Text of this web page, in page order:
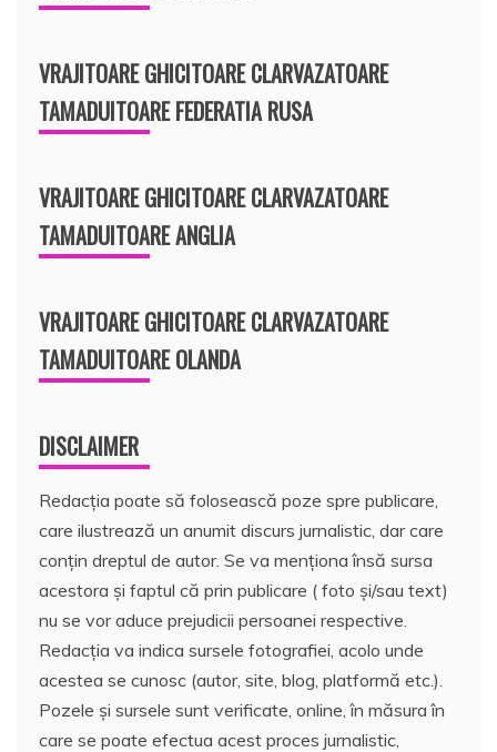
VRAJITOARE GHICITOARE CLARVAZATOARE
TAMADUITOARE FEDERATIA RUSA
VRAJITOARE GHICITOARE CLARVAZATOARE
TAMADUITOARE ANGLIA
VRAJITOARE GHICITOARE CLARVAZATOARE
TAMADUITOARE OLANDA
DISCLAIMER
Redacția poate să folosească poze spre publicare,
care ilustrează un anumit discurs jurnalistic, dar care
conțin dreptul de autor. Se va menționa însă sursa
acestora și faptul că prin publicare ( foto și/sau text)
nu se vor aduce prejudicii persoanei respective.
Redacția va indica sursele fotografiei, acolo unde
acestea se cunosc (autor, site, blog, platformă etc.).
Pozele și sursele sunt verificate, online, în măsura în
care se poate efectua acest proces jurnalistic,